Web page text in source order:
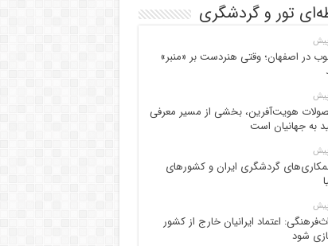
تور و گردشگری
در اصفهان؛ وقتی هنردست بر «منبر»
هویت‌آفرین، بخشی از مسیر معرفی
به جهانیان است
گردشگری ایران و کشورهای
اعتماد ایرانیان خارج از کشور
شود